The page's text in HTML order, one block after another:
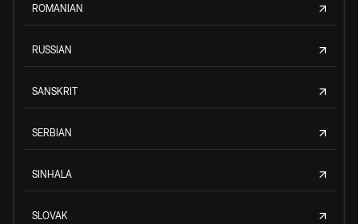
ROMANIAN
RUSSIAN
SANSKRIT
SERBIAN
SINHALA
SLOVAK